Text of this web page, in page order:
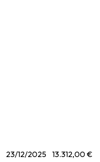
23/12/2025 13.312,00 €